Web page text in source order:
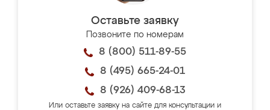
Оставьте заявку
Позвоните по номерам
8 (800) 511-89-55
8 (495) 665-24-01
8 (926) 409-68-13
Или оставьте заявку на сайте для консультации и